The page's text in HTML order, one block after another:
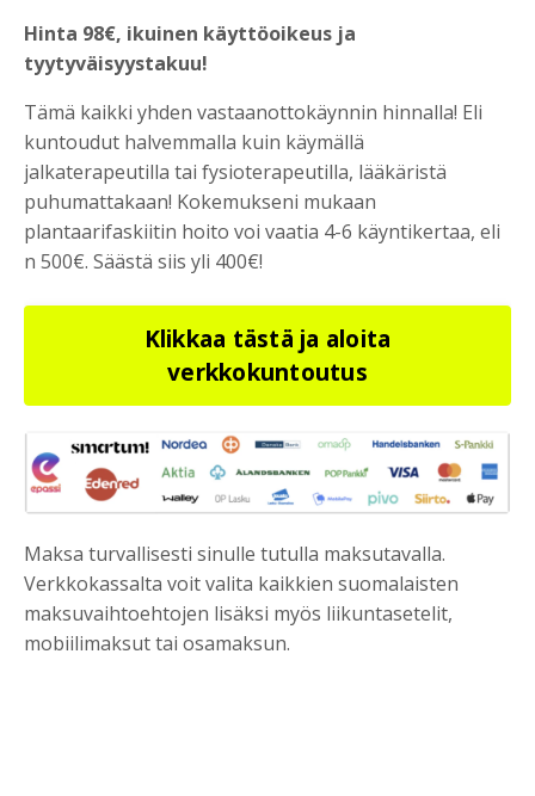
Hinta 98€, ikuinen käyttöoikeus ja
tyytyväisyystakuu!
Tämä kaikki yhden vastaanottokäynnin hinnalla! Eli
kuntoudut halvemmalla kuin käymällä
jalkaterapeutilla tai fysioterapeutilla, lääkäristä
puhumattakaan! Kokemukseni mukaan
plantaarifaskiitin hoito voi vaatia 4-6 käyntikertaa, eli
n 500€. Säästä siis yli 400€!
Klikkaa tästä ja aloita
verkkokuntoutus
Maksa turvallisesti sinulle tutulla maksutavalla.
Verkkokassalta voit valita kaikkien suomalaisten
maksuvaihtoehtojen lisäksi myös liikuntasetelit,
mobiilimaksut tai osamaksun.